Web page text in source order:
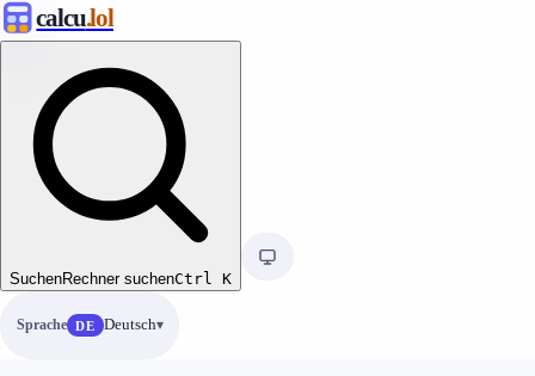
calcu.lol
SuchenRechner suchenCtrl K
Sprache DE Deutsch